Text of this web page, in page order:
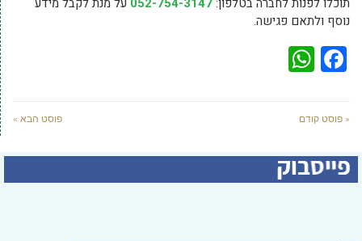
נוסף ולתאם פגישה.
Facebook
« פוסט קודם פוסט הבא »